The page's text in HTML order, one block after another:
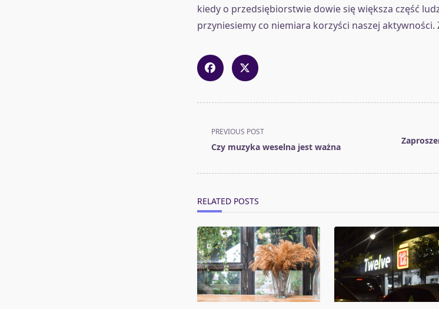
kiedy o przedsiębiorstwie dowie się większa część
przyniesiemy co niemiara korzyści naszej aktywności.
class="nav-
subtitle
PREVIOUS POST
Czy muzyka weselna jest ważna
RELATED POSTS